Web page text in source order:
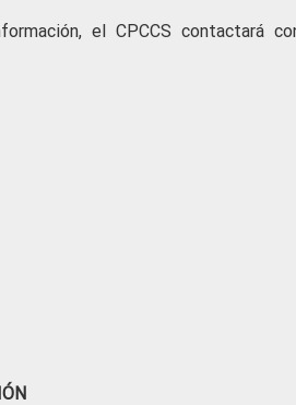
el CPCCS contactará